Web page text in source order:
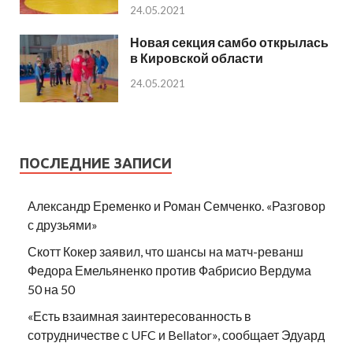
24.05.2021
Новая секция самбо открылась
в Кировской области
24.05.2021
ПОСЛЕДНИЕ ЗАПИСИ
Александр Еременко и Роман Семченко. «Разговор
с друзьями»
Скотт Кокер заявил, что шансы на матч-реванш
Федора Емельяненко против Фабрисио Вердума
50 на 50
«Есть взаимная заинтересованность в
сотрудничестве с UFC и Bellator», сообщает Эдуард